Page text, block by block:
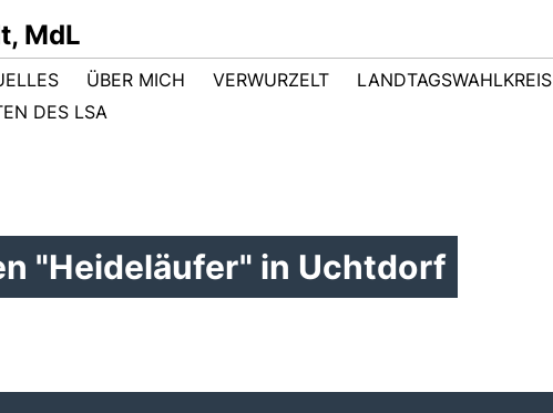
MdL
ÜBER MICH VERWURZELT LANDTAGSWAHLKREIS
DES LSA
"Heideläufer" in Uchtdorf